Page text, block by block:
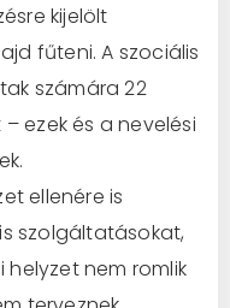
kijelölt
fűteni. A szociális
számára 22
ezek és a nevelési
ellenére is
szolgáltatásokat,
nem romlik